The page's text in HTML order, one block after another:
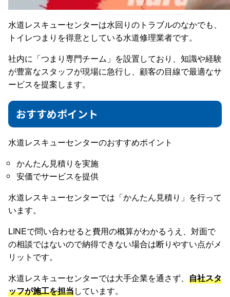
水道レスキューセンターは水回りのトラブルのなかでも、
トイレつまりを得意としている水道修理業者です。
社内に「つまり専門チーム」を設置しており、知識や経験
が豊富なスタッフが現場に急行し、顧客の目線で最適なサ
ービスを提案します。
おすすめポイント
水道レスキューセンターのおすすめポイント
かんたん見積りを実施
安価でサービスを提供
水道レスキューセンターでは「かんたん見積り」を行って
います。
LINEで問い合わせると費用の概算がわかるうえ、対面で
の相談ではないので納得できない場合は断りやすい点がメ
リットです。
水道レスキューセンターでは大手企業を通さず、 自社スタ
ッフが施工を担当しています。